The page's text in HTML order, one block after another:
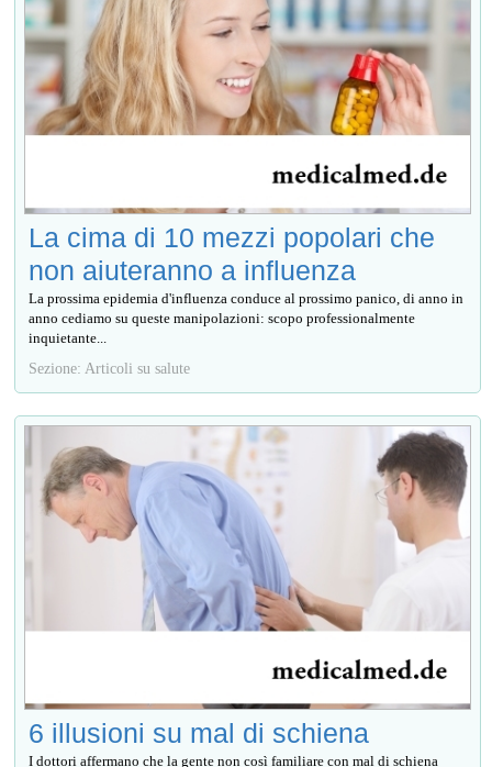
La cima di 10 mezzi popolari che
non aiuteranno a influenza
La prossima epidemia d'influenza conduce al prossimo panico, di anno in
anno cediamo su queste manipolazioni: scopo professionalmente
inquietante...
Sezione: Articoli su salute
6 illusioni su mal di schiena
I dottori affermano che la gente non così familiare con mal di schiena